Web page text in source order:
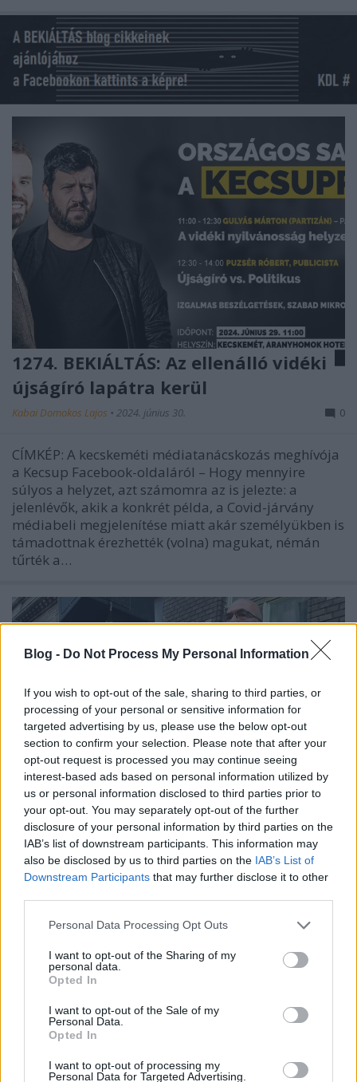
Blog - Do Not Process My Personal Information
If you wish to opt-out of the sale, sharing to third parties, or
processing of your personal or sensitive information for
targeted advertising by us, please use the below opt-out
section to confirm your selection. Please note that after your
opt-out request is processed you may continue seeing
interest-based ads based on personal information utilized by
us or personal information disclosed to third parties prior to
your opt-out. You may separately opt-out of the further
disclosure of your personal information by third parties on the
IAB’s list of downstream participants. This information may
also be disclosed by us to third parties on the IAB’s List of
Downstream Participants that may further disclose it to other
Please note that this website/app uses one or more Google
not limited to your visit or usage behaviour. You may click to
grant or deny consent to Google and its third-party tags to
use your data for below specified purposes in below Google
consent section.
Personal Data Processing Opt Outs
I want to opt-out of the Sharing of my
personal data.
Opted In
I want to opt-out of the Sale of my
Personal Data.
Opted In
I want to opt-out of processing my
Personal Data for Targeted Advertising.
1274. BEKIÁLTÁS: Az ellenálló vidéki
újságíró lapátra kerül
Kabai Domokos Lajos • 2024. június 30. 0
CÍMKÉP: A kecskeméti médiatanácskozás meghívója
a Kecsup Facebook-oldaláról – Hogy mennyire
súlyos a helyzet, azt számomra az is jelezte: a
jelenlévők, akik a konkrét példa, a Covid-járvány
médiabeli megjelenítése miatt akár személyükben is
támadottnak érezhették (volna) magukat, némán
tűrték a…
BEKIÁLTÁS: Mártír lehet Pikóból
Kabai Domokos Lajos •2019. szeptember 17.
hallgatás falával próbálják körülvenni a VIII. kerületi
volna egy láthatatlan kéz, úgy szűnt meg mára a
kormánypárti megmondó embereknek az elmúlt